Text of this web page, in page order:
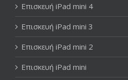
Επισκευή iPad mini 4
Επισκευή iPad mini 3
Επισκευή iPad mini 2
Επισκευή iPad mini